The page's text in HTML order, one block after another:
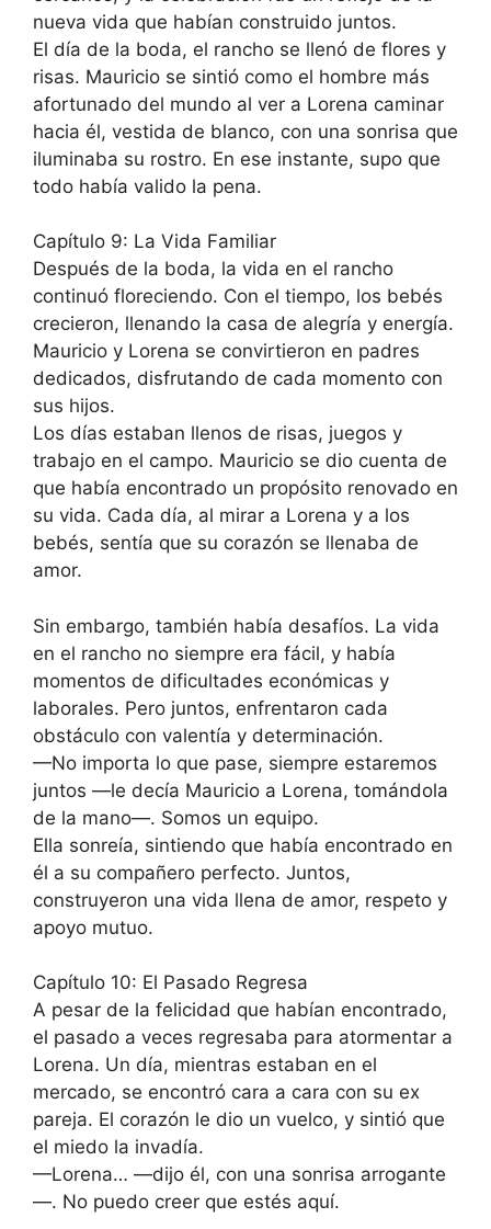
nueva vida que habían construido juntos.
El día de la boda, el rancho se llenó de flores y
risas. Mauricio se sintió como el hombre más
afortunado del mundo al ver a Lorena caminar
hacia él, vestida de blanco, con una sonrisa que
iluminaba su rostro. En ese instante, supo que
todo había valido la pena.
Capítulo 9: La Vida Familiar
Después de la boda, la vida en el rancho
continuó floreciendo. Con el tiempo, los bebés
crecieron, llenando la casa de alegría y energía.
Mauricio y Lorena se convirtieron en padres
dedicados, disfrutando de cada momento con
sus hijos.
Los días estaban llenos de risas, juegos y
trabajo en el campo. Mauricio se dio cuenta de
que había encontrado un propósito renovado en
su vida. Cada día, al mirar a Lorena y a los
bebés, sentía que su corazón se llenaba de
amor.
Sin embargo, también había desafíos. La vida
en el rancho no siempre era fácil, y había
momentos de dificultades económicas y
laborales. Pero juntos, enfrentaron cada
obstáculo con valentía y determinación.
—No importa lo que pase, siempre estaremos
juntos —le decía Mauricio a Lorena, tomándola
de la mano—. Somos un equipo.
Ella sonreía, sintiendo que había encontrado en
él a su compañero perfecto. Juntos,
construyeron una vida llena de amor, respeto y
apoyo mutuo.
Capítulo 10: El Pasado Regresa
A pesar de la felicidad que habían encontrado,
el pasado a veces regresaba para atormentar a
Lorena. Un día, mientras estaban en el
mercado, se encontró cara a cara con su ex
pareja. El corazón le dio un vuelco, y sintió que
el miedo la invadía.
—Lorena… —dijo él, con una sonrisa arrogante
—. No puedo creer que estés aquí.